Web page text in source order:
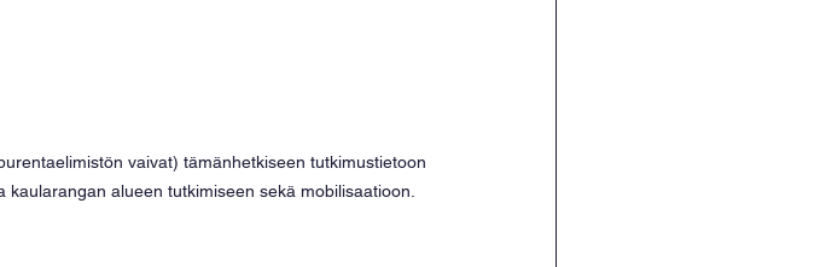
vaivat) tämänhetkiseen tutkimustietoon
alueen tutkimiseen sekä mobilisaatioon.